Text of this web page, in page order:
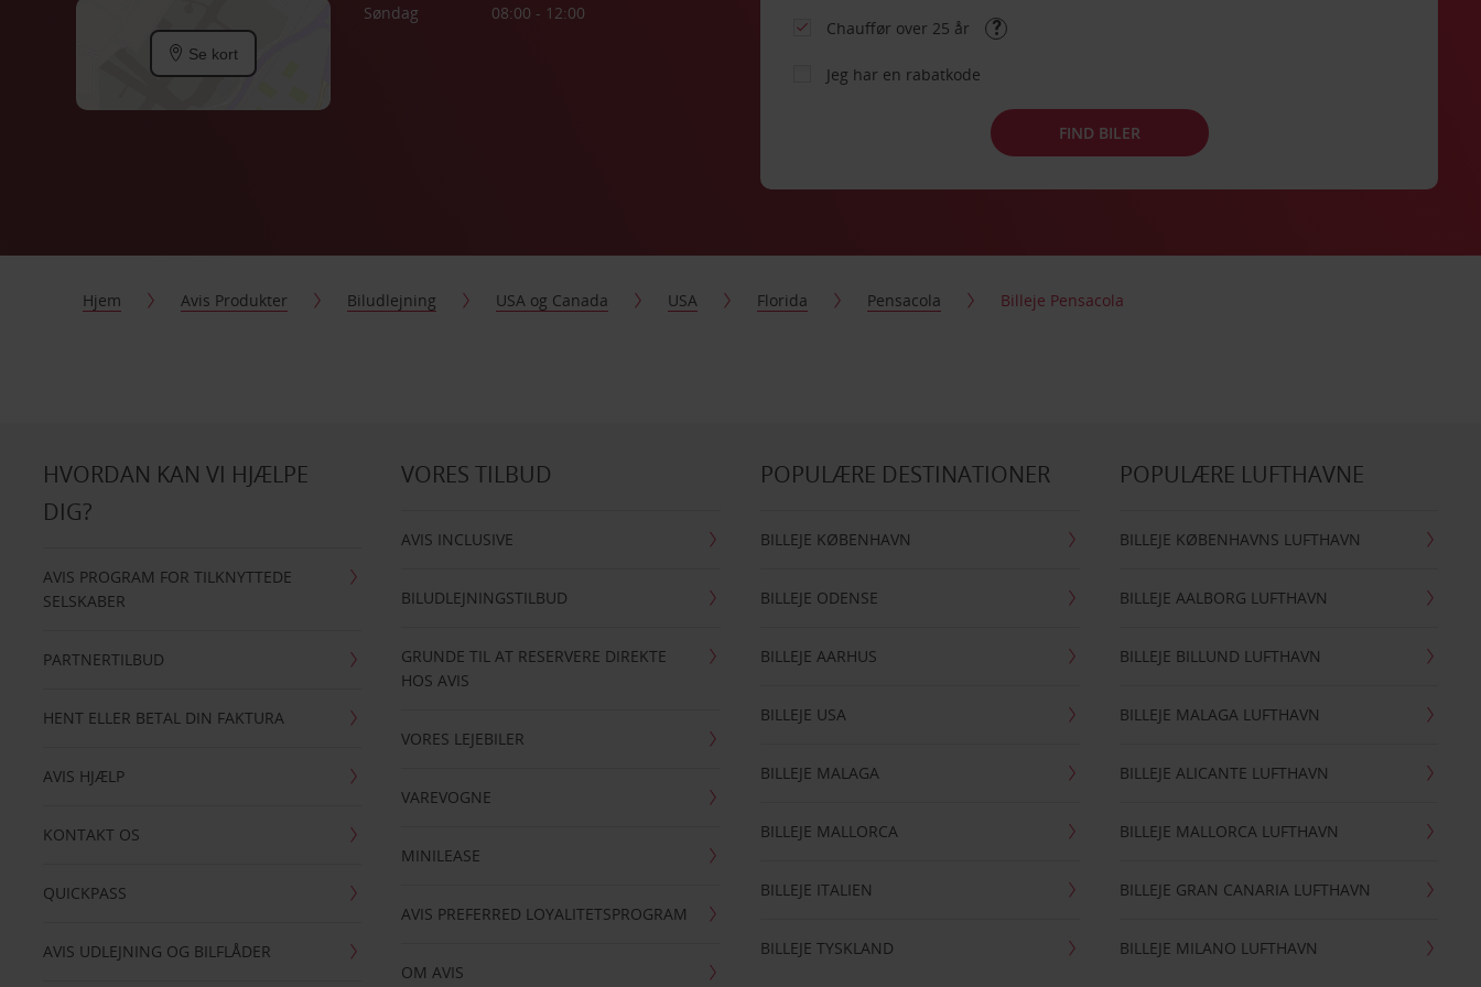
Se kort
Søndag 08:00 - 12:00
Chauffør over 25 år
Jeg har en rabatkode
FIND BILER
Hjem Avis Produkter Biludlejning USA og Canada USA Florida Pensacola Billeje Pensacola
HVORDAN KAN VI HJÆLPE
DIG?
AVIS PROGRAM FOR TILKNYTTEDE
SELSKABER
PARTNERTILBUD
HENT ELLER BETAL DIN FAKTURA
AVIS HJÆLP
KONTAKT OS
QUICKPASS
AVIS UDLEJNING OG BILFLÅDER
VORES TILBUD
AVIS INCLUSIVE
BILUDLEJNINGSTILBUD
GRUNDE TIL AT RESERVERE DIREKTE
HOS AVIS
VORES LEJEBILER
VAREVOGNE
MINILEASE
AVIS PREFERRED LOYALITETSPROGRAM
OM AVIS
POPULÆRE DESTINATIONER
BILLEJE KØBENHAVN
BILLEJE ODENSE
BILLEJE AARHUS
BILLEJE USA
BILLEJE MALAGA
BILLEJE MALLORCA
BILLEJE ITALIEN
BILLEJE TYSKLAND
POPULÆRE LUFTHAVNE
BILLEJE KØBENHAVNS LUFTHAVN
BILLEJE AALBORG LUFTHAVN
BILLEJE BILLUND LUFTHAVN
BILLEJE MALAGA LUFTHAVN
BILLEJE ALICANTE LUFTHAVN
BILLEJE MALLORCA LUFTHAVN
BILLEJE GRAN CANARIA LUFTHAVN
BILLEJE MILANO LUFTHAVN